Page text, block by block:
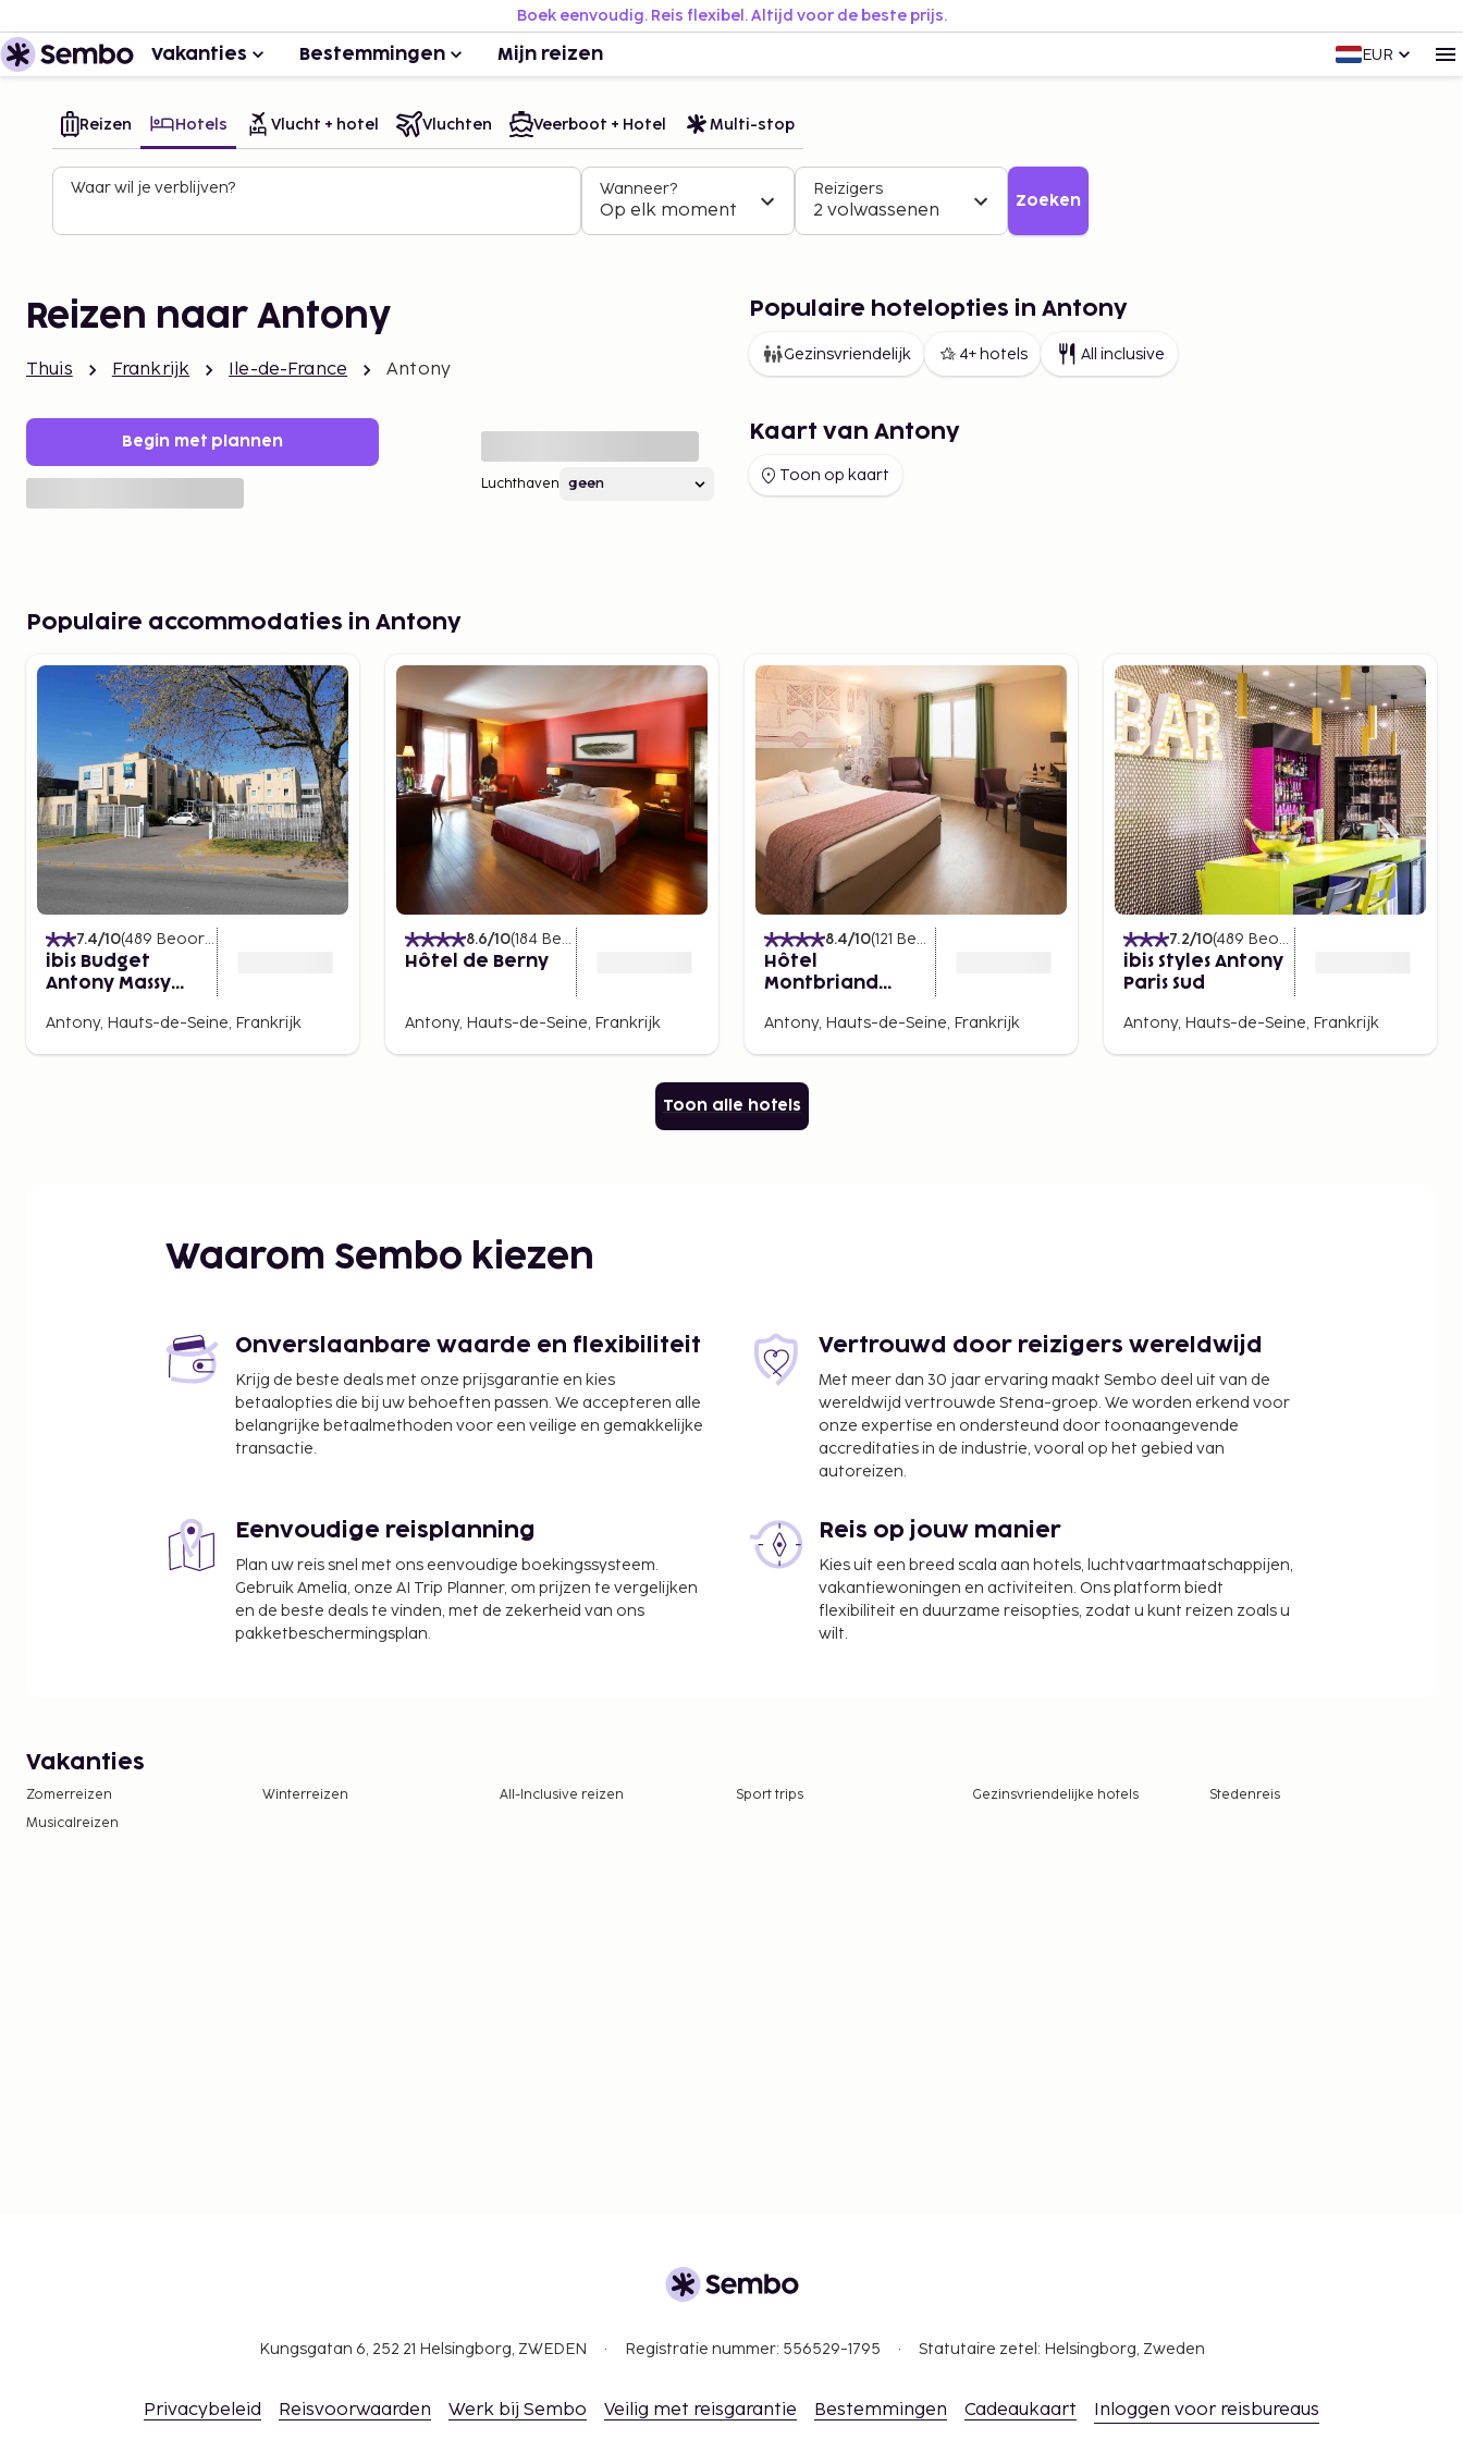
Boek eenvoudig. Reis flexibel. Altijd voor de beste prijs.
Vakanties Bestemmingen Mijn reizen EUR
Reizen Hotels Vlucht + hotel Vluchten Veerboot + Hotel Multi-stop
Waar wil je verblijven? Wanneer?
Op elk moment
Reizigers
2 volwassenen Zoeken
Reizen naar Antony
Thuis Frankrijk Ile-de-France Antony
Begin met plannen
Luchthaven
Populaire hotelopties in Antony
Gezinsvriendelijk 4+ hotels All inclusive
Kaart van Antony
Toon op kaart
Populaire accommodaties in Antony
7.4/10(489 Beoordelingen
ibis Budget
Antony Massy
Antony, Hauts-de-Seine, Frankrijk
8.6/10(184 Beoordelingen
Hôtel de Berny
Antony, Hauts-de-Seine, Frankrijk
8.4/10(121 Beoordelingen
Hôtel
Montbriand
Antony, Hauts-de-Seine, Frankrijk
7.2/10(489 Beoordelingen
ibis Styles Antony
Paris Sud
Antony, Hauts-de-Seine, Frankrijk
Toon alle hotels
Waarom Sembo kiezen
Onverslaanbare waarde en flexibiliteit
Krijg de beste deals met onze prijsgarantie en kies
betaalopties die bij uw behoeften passen. We accepteren alle
belangrijke betaalmethoden voor een veilige en gemakkelijke
transactie.
Vertrouwd door reizigers wereldwijd
Met meer dan 30 jaar ervaring maakt Sembo deel uit van de
wereldwijd vertrouwde Stena-groep. We worden erkend voor
onze expertise en ondersteund door toonaangevende
accreditaties in de industrie, vooral op het gebied van
autoreizen.
Eenvoudige reisplanning
Plan uw reis snel met ons eenvoudige boekingssysteem.
Gebruik Amelia, onze AI Trip Planner, om prijzen te vergelijken
en de beste deals te vinden, met de zekerheid van ons
pakketbeschermingsplan.
Reis op jouw manier
Kies uit een breed scala aan hotels, luchtvaartmaatschappijen,
vakantiewoningen en activiteiten. Ons platform biedt
flexibiliteit en duurzame reisopties, zodat u kunt reizen zoals u
wilt.
Vakanties
Zomerreizen Winterreizen All-Inclusive reizen Sport trips Gezinsvriendelijke hotels
Stedenreis
Musicalreizen
Kungsgatan 6, 252 21 Helsingborg, ZWEDEN Registratie nummer: 556529-1795 Statutaire zetel: Helsingborg, Zweden
Privacybeleid Reisvoorwaarden Werk bij Sembo Veilig met reisgarantie Bestemmingen Cadeaukaart Inloggen voor reisbureaus